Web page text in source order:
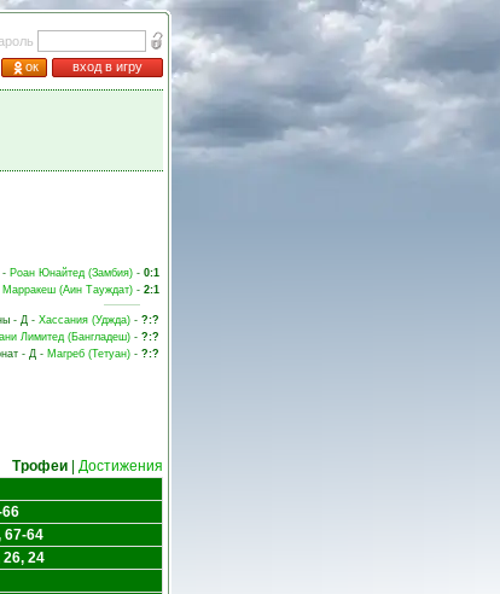
ок вход в игру
- Роан Юнайтед (Замбия) - 0:1
Марракеш (Аин Тауждат) - 2:1
- Д - Хассания (Уджда) - ?:?
Лимитед (Бангладеш) - ?:?
- Д - Магреб (Тетуан) - ?:?
Трофеи
Достижения
67-64
24